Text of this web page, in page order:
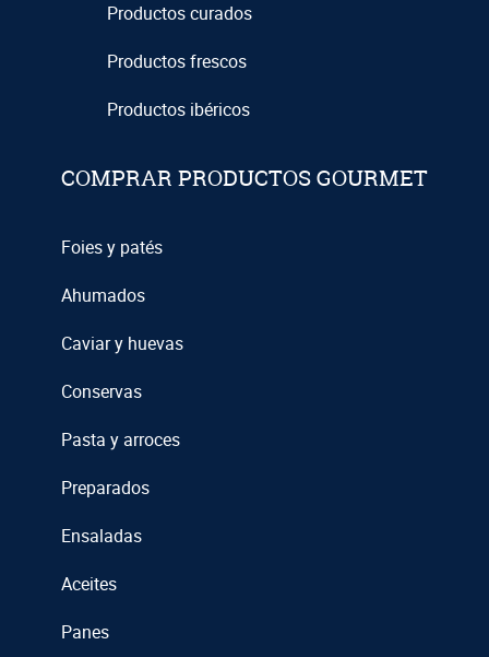
Productos curados
Productos frescos
Productos ibéricos
COMPRAR PRODUCTOS GOURMET
Foies y patés
Ahumados
Caviar y huevas
Conservas
Pasta y arroces
Preparados
Ensaladas
Aceites
Panes